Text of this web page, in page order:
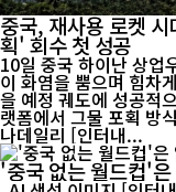
중국, 재사용 로켓
획' 회수 첫 성공
10일 중국 하이난 상업
이 화염을 뿜으며 힘차
을 예정 궤도에 성공적
랫폼에서 그물 포획 방
나데일리 [인터내...
'중국 없는 월드컵'